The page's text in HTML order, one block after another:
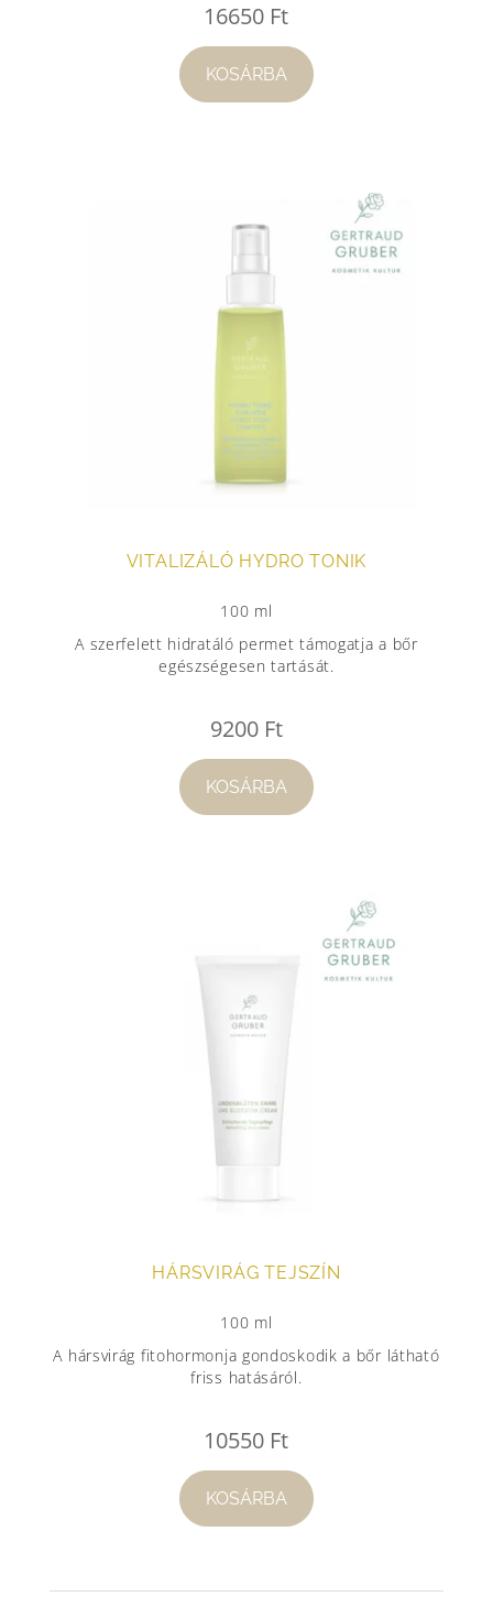
16650 Ft
KOSÁRBA
VITALIZÁLÓ HYDRO TONIK
100 ml
A szerfelett hidratáló permet támogatja a bőr
egészségesen tartását.
9200 Ft
KOSÁRBA
HÁRSVIRÁG TEJSZÍN
100 ml
A hársvirág fitohormonja gondoskodik a bőr látható
friss hatásáról.
10550 Ft
KOSÁRBA